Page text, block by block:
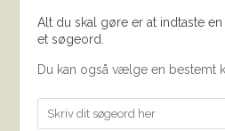
Alt du skal gøre er at indtaste
et søgeord.
Du kan også vælge en bestemt